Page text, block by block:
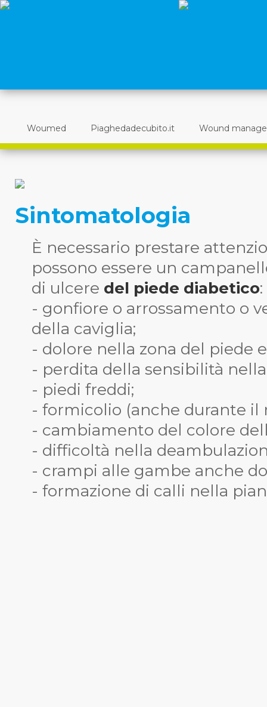
Woumed Piaghedadecubito.it Wound
Sintomatologia
È necessario prestare
possono essere un
di ulcere del piede diabetico:
- gonfiore o arrossamento o
della caviglia;
- dolore nella zona del piede
- perdita della sensibilità
- piedi freddi;
- formicolio (anche durante il
- cambiamento del colore
- difficoltà nella
- crampi alle gambe anche
- formazione di calli nella